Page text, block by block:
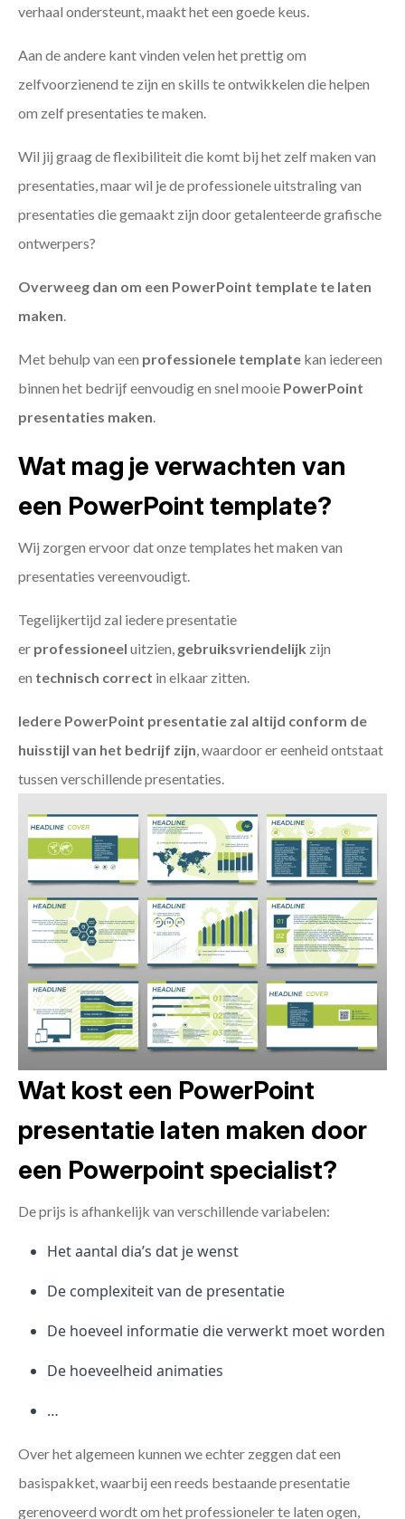
verhaal ondersteunt, maakt het een goede keus.
Aan de andere kant vinden velen het prettig om
zelfvoorzienend te zijn en skills te ontwikkelen die helpen
om zelf presentaties te maken.
Wil jij graag de flexibiliteit die komt bij het zelf maken van
presentaties, maar wil je de professionele uitstraling van
presentaties die gemaakt zijn door getalenteerde grafische
ontwerpers?
Overweeg dan om een PowerPoint template te laten
maken.
Met behulp van een professionele template kan iedereen
binnen het bedrijf eenvoudig en snel mooie PowerPoint
presentaties maken.
Wat mag je verwachten van
een PowerPoint template?
Wij zorgen ervoor dat onze templates het maken van
presentaties vereenvoudigt.
Tegelijkertijd zal iedere presentatie
er professioneel uitzien, gebruiksvriendelijk zijn
en technisch correct in elkaar zitten.
Iedere PowerPoint presentatie zal altijd conform de
huisstijl van het bedrijf zijn, waardoor er eenheid ontstaat
tussen verschillende presentaties.
Wat kost een PowerPoint
presentatie laten maken door
een Powerpoint specialist?
De prijs is afhankelijk van verschillende variabelen:
Het aantal dia’s dat je wenst
De complexiteit van de presentatie
De hoeveel informatie die verwerkt moet worden
De hoeveelheid animaties
…
Over het algemeen kunnen we echter zeggen dat een
basispakket, waarbij een reeds bestaande presentatie
gerenoveerd wordt om het professioneler te laten ogen,